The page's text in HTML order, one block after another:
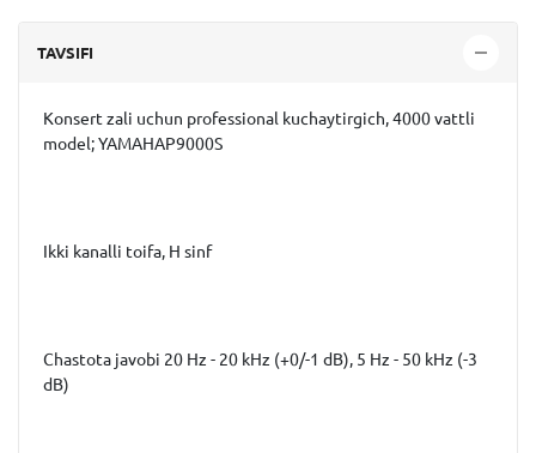
TAVSIFI
Konsert zali uchun professional kuchaytirgich, 4000 vattli
model; YAMAHAP9000S
Ikki kanalli toifa, H sinf
Chastota javobi 20 Hz - 20 kHz (+0/-1 dB), 5 Hz - 50 kHz (-3
dB)